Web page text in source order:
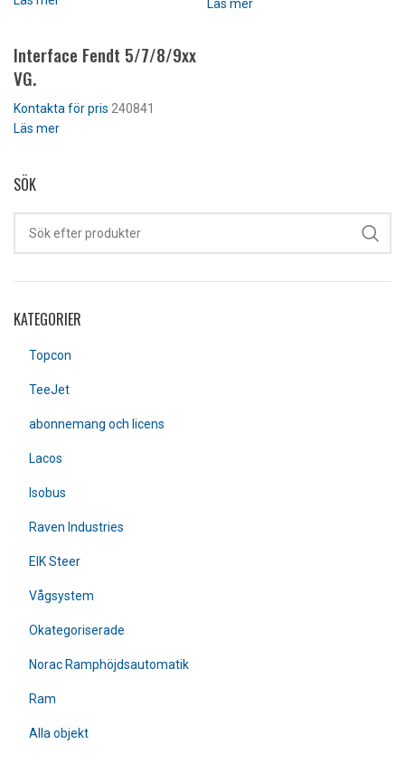
SÖK
KATEGORIER
Topcon
TeeJet
abonnemang och licens
Lacos
Isobus
Raven Industries
EIK Steer
Vågsystem
Okategoriserade
Norac Ramphöjdsautomatik
Ram
Alla objekt
Läs mer
Interface Fendt 5/7/8/9xx
VG.
240841
Läs mer